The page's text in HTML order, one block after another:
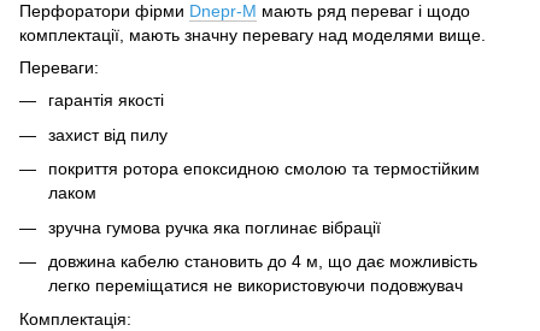
Перфоратори фірми Dnepr-M мають ряд переваг і щодо
комплектації, мають значну перевагу над моделями вище.
Переваги:
гарантія якості
захист від пилу
покриття ротора епоксидною смолою та термостійким
лаком
зручна гумова ручка яка поглинає вібрації
довжина кабелю становить до 4 м, що дає можливість
легко переміщатися не використовуючи подовжувач
Комплектація: